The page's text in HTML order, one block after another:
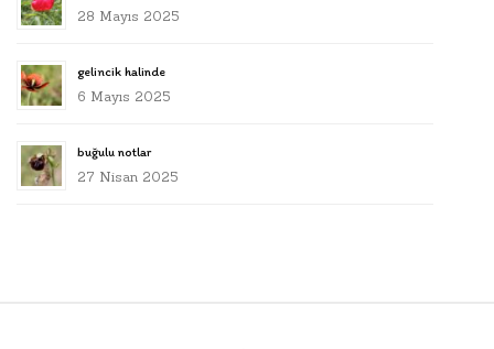
28 Mayıs 2025
gelincik halinde
6 Mayıs 2025
buğulu notlar
27 Nisan 2025